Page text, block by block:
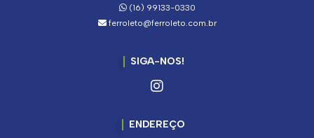
(16) 99133-0330
ferroleto@ferroleto.com.br
SIGA-NOS!
ENDEREÇO